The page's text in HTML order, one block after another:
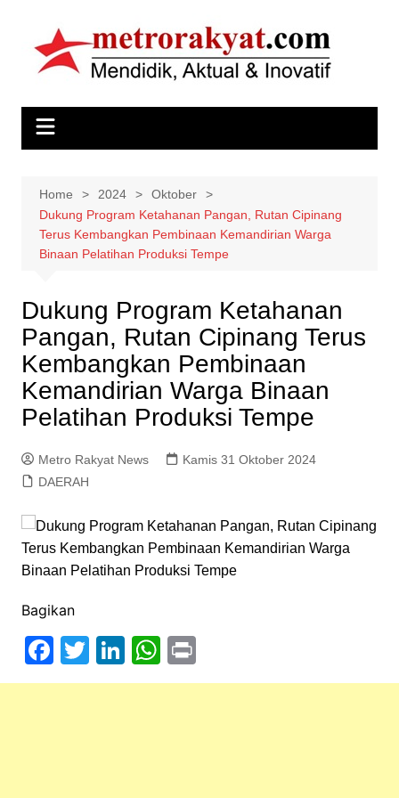
content
Home 2024
Oktober
Dukung Program Ketahanan Pangan, Rutan Cipinang
Terus Kembangkan Pembinaan Kemandirian Warga
Binaan Pelatihan Produksi Tempe
Dukung Program Ketahanan
Pangan, Rutan Cipinang Terus
Kembangkan Pembinaan
Kemandirian Warga Binaan
Pelatihan Produksi Tempe
Metro Rakyat News
Kamis 31 Oktober 2024
DAERAH
Bagikan
F
a
T
w
Li
n
W
h
Pr
in